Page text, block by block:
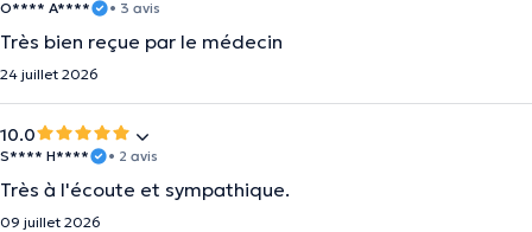
O**** A**** • 3 avis
Très bien reçue par le médecin
24 juillet 2026
10.0
S**** H**** • 2 avis
Très à l'écoute et sympathique.
09 juillet 2026